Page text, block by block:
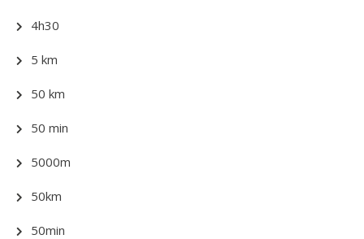
4h30
5 km
50 km
50 min
5000m
50km
50min